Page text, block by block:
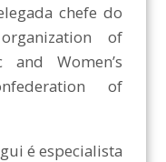
chefe do
of
and Women’s
of
é especialista